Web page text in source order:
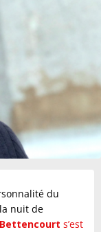
du
nuit de
s’est